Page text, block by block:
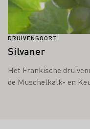
DRUIVENSOORT
Silvaner
Het Frankische
de Muschelkalk- en